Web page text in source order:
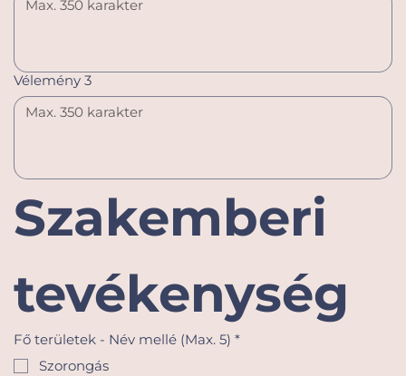
Vélemény 3
Szakemberi
tevékenység
Fő területek - Név mellé (Max. 5) *
Szorongás